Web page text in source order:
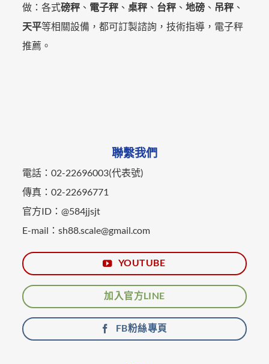
做：各式磅秤 、 電子秤 、桌秤 、 台秤 、地磅 、 吊秤 、
天平等相關設備，都可訂製諮詢，技術指導，電子秤
推薦。
聯繫我們
電話：02-22696003(代表號)
傳真：02-22696771
官方ID：@584jjsjt
E-mail：sh88.scale@gmail.com
YOUTUBE
加入官方LINE
FB粉絲專頁